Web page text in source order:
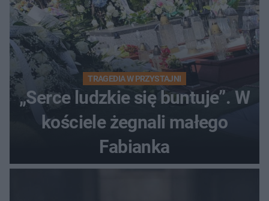
TRAGEDIA W PRZYSTAJNI
„Serce ludzkie się buntuje”. W
kościele żegnali małego
Fabianka